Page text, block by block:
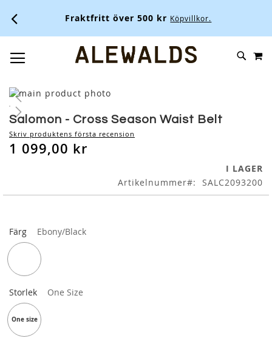
Fraktfritt över 500 kr Köpvillkor.
SKIP
Skip
to
the
end
of
the
Skip
to
the
beginning
of
Salomon - Cross Season Waist Belt
Skriv produktens första recension
1 099,00 kr
I LAGER
Artikelnummer
SALC2093200
Färg Ebony/Black
Storlek One Size
One size